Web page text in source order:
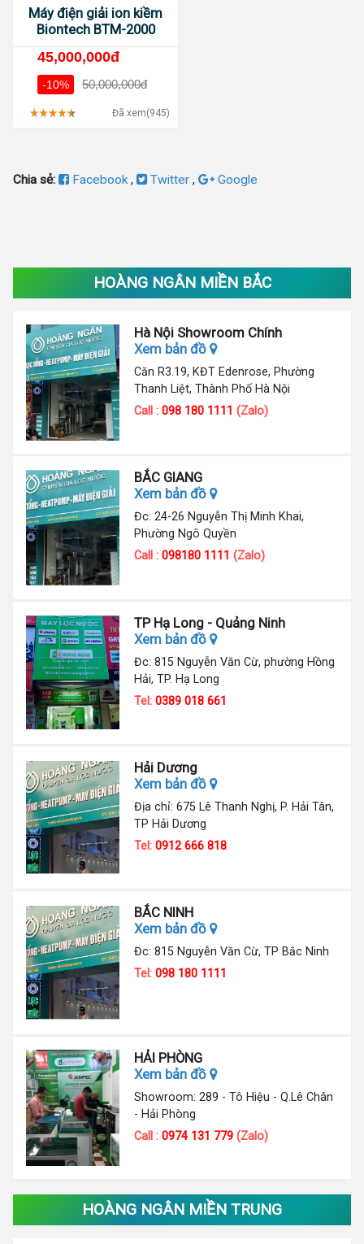
Máy điện giải ion kiềm
Biontech BTM-2000
45,000,000đ
-10% 50,000,000đ
Đã xem(945)
Chia sẻ: Facebook, Twitter , Google
HOÀNG NGÂN MIỀN BẮC
Hà Nội Showroom Chính
Xem bản đồ
Căn R3.19, KĐT Edenrose, Phường
Thanh Liệt, Thành Phố Hà Nội
Call :098 180 1111 (Zalo)
BẮC GIANG
Xem bản đồ
Đc: 24-26 Nguyễn Thị Minh Khai,
Phường Ngô Quyền
Call :098180 1111 (Zalo)
TP Hạ Long - Quảng Ninh
Xem bản đồ
Đc: 815 Nguyễn Văn Cừ, phường Hồng
Hải, TP. Hạ Long
Tel:0389 018 661
Hải Dương
Xem bản đồ
Địa chỉ: 675 Lê Thanh Nghị, P. Hải Tân,
TP Hải Dương
Tel:0912 666 818
BẮC NINH
Xem bản đồ
Đc: 815 Nguyễn Văn Cừ, TP Bắc Ninh
Tel:098 180 1111
HẢI PHÒNG
Xem bản đồ
Showroom: 289 - Tô Hiệu - Q.Lê Chân
- Hải Phòng
Call :0974 131 779 (Zalo)
HOÀNG NGÂN MIỀN TRUNG